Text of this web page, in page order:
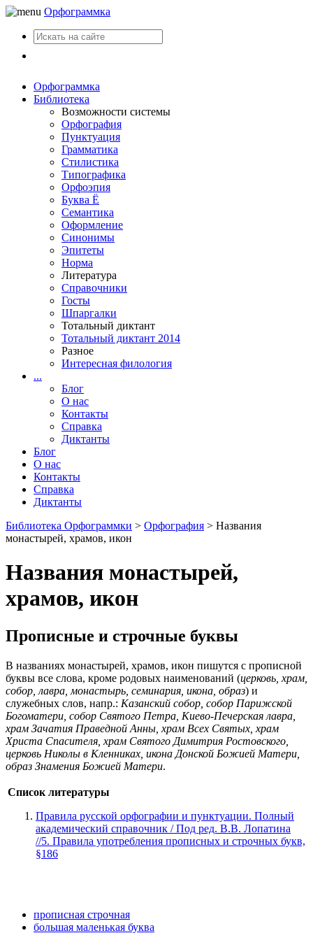
Орфограммка
Орфограммка
Библиотека
Возможности системы
Орфография
Пунктуация
Грамматика
Стилистика
Типографика
Орфоэпия
Буква Ё
Семантика
Оформление
Синонимы
Эпитеты
Норма
Литература
Справочники
Госты
Шпаргалки
Тотальный диктант
Тотальный диктант 2014
Разное
Интересная филология
...
Блог
О нас
Контакты
Справка
Диктанты
Блог
О нас
Контакты
Справка
Диктанты
Библиотека Орфограммки > Орфография > Названия
монастырей, храмов, икон
Названия монастырей,
храмов, икон
Прописные и строчные буквы
В названиях монастырей, храмов, икон пишутся с прописной
буквы все слова, кроме родовых наименований (церковь, храм,
собор, лавра, монастырь, семинария, икона, образ) и
служебных слов, напр.: Казанский собор, собор Парижской
Богоматери, собор Святого Петра, Киево-Печерская лавра,
храм Зачатия Праведной Анны, храм Всех Святых, храм
Христа Спасителя, храм Святого Димитрия Ростовского,
церковь Николы в Кленниках, икона Донской Божией Матери,
образ Знамения Божией Матери.
Список литературы
Правила русской орфографии и пунктуации. Полный
академический справочник / Под ред. В.В. Лопатина
//5. Правила употребления прописных и строчных букв,
§186
прописная строчная
большая маленькая буква